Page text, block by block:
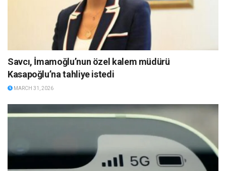
Savcı, İmamoğlu’nun özel kalem müdürü
Kasapoğlu’na tahliye istedi
MARCH 31, 2026